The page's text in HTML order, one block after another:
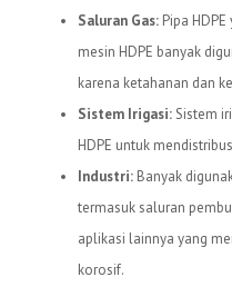
Saluran Gas: Pipa
mesin HDPE banyak
karena ketahanan dan
Sistem Irigasi:Sistem
HDPE untuk
Industri: Banyak
termasuk saluran
aplikasi lainnya yang
korosif.